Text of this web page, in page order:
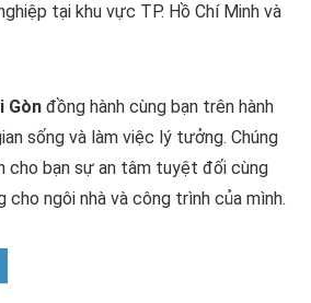
tại khu vực TP. Hồ Chí Minh và
Gòn đồng hành cùng bạn trên hành
sống và làm việc lý tưởng. Chúng
cho bạn sự an tâm tuyệt đối cùng
cho ngôi nhà và công trình của mình.